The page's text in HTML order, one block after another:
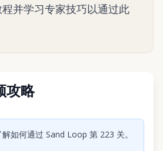
并学习专家技巧以通过此
攻略
点击播放视频
如何通过 Sand Loop 第 223 关。